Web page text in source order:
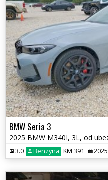
BMW Seria 3
3.0 Benzyna KM 391 2025